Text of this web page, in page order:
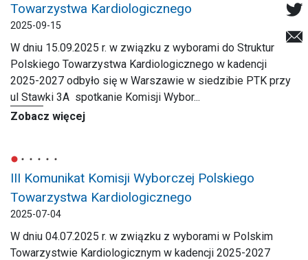
Towarzystwa Kardiologicznego
2025-09-15
W dniu 15.09.2025 r. w związku z wyborami do Struktur
Polskiego Towarzystwa Kardiologicznego w kadencji
2025-2027 odbyło się w Warszawie w siedzibie PTK przy
ul Stawki 3A spotkanie Komisji Wybor...
Zobacz więcej
III Komunikat Komisji Wyborczej Polskiego
Towarzystwa Kardiologicznego
2025-07-04
W dniu 04.07.2025 r. w związku z wyborami w Polskim
Towarzystwie Kardiologicznym w kadencji 2025-2027